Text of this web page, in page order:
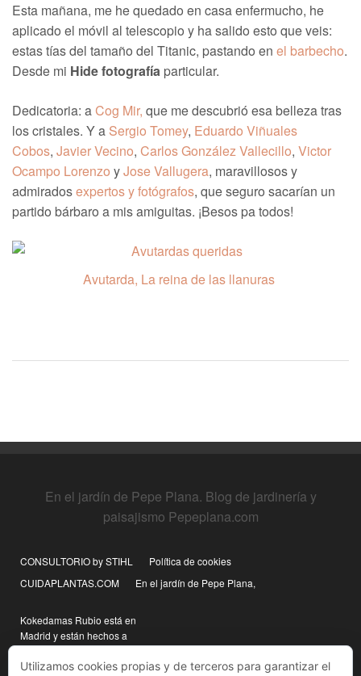
Esta mañana, me he quedado en casa enfermucho, he
aplicado el móvil al telescopio y ha salido esto que veis:
estas tías del tamaño del Titanic, pastando en el barbecho.
Desde mi Hide fotografía particular.
Dedicatoria: aCog Mir, que me descubrió esa belleza tras
los cristales. Y a Sergio Tomey, Eduardo Viñuales
Cobos, Javier Vecino, Carlos González Vallecillo, Victor
Ocampo Lorenzo yJose Vallugera, maravillosos y
admiradosexpertos y fotógrafos, que seguro sacarían un
partido bárbaro a mis amiguitas. ¡Besos pa todos!
Avutarda, La reina de las llanuras
En el jardín de Pepe Plana. Blog de jardinería y
paisajismo Pepeplana.com
CONSULTORIO by STIHL
Política de cookies
CUIDAPLANTAS.COM
En el jardín de Pepe Plana,
Kokedamas Rubio está en
Madrid y están hechos a
mano
Utilizamos cookies propias y de terceros para garantizar el